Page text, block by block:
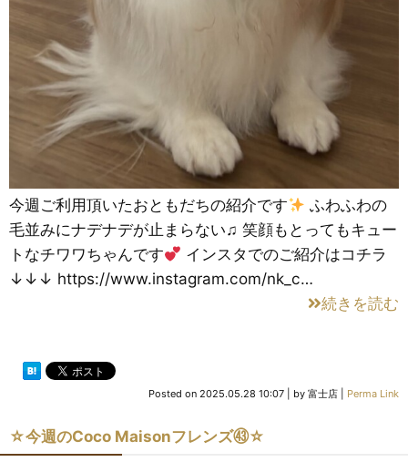
今週ご利用頂いたおともだちの紹介です
ふわふわの
毛並みにナデナデが止まらない♫ 笑顔もとってもキュー
トなチワワちゃんです
インスタでのご紹介はコチラ
↓↓↓ https://www.instagram.com/nk_c…
続きを読む
Posted on 2025.05.28 10:07 by 富士店 Perma Link
☆今週のCoco Maisonフレンズ㊸☆